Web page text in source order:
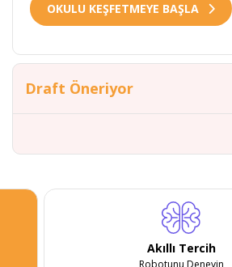
OKULU KEŞFETMEYE BAŞLA
Draft Öneriyor
Akıllı Tercih